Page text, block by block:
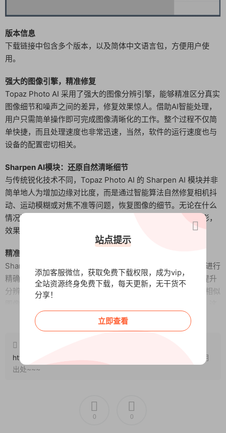
版本信息
下载链接中包含多个版本，以及简体中文语言包，方便用户使
用。
强大的图像引擎，精准修复
Topaz Photo AI 采用了强大的图像分辨引擎，能够精准区分真实
图像细节和噪声之间的差异，修复效果惊人。借助AI智能处理，
用户只需简单操作即可完成图像清晰化的工作。整个过程不仅简
单快捷，而且处理速度也非常迅速，当然，软件的运行速度也与
设备的配置密切相关。
Sharpen AI模块：还原自然清晰细节
与传统锐化技术不同，Topaz Photo AI 的 Sharpen AI 模块并非
简单地人为增加边缘对比度，而是通过智能算法自然修复相机抖
动、运动模糊或对焦不准等问题，恢复图像的细节。无论在什么
情况下，清晰度都能保持自然，避免了常见的边缘光晕或伪影，
效果更加自然，修复质量也更加出色。
精准分析，提升图像质量
Sharpen AI 能够针对镜头柔和度和运动模糊引起的图像模糊进行
精确修复，同时保留皮肤细节等自然纹理。与其他仅仅通过提升
分辨率或放大像素的工具不同，Sharpen AI 通过对数百万张相似
样的处理方式，最终能帮助用户获得更好的打印效果，展现出过
去无法达到的图像质量。
阅读全文
http://www.wangxunke.cn/rjzq/gjrj/11876.html
，转载请注明
出处~~~
0 0
站点提示
添加客服微信，获取免费下载权限，成为vip，
全站资源终身免费下载，每天更新，无干货不
分享！
立即查看